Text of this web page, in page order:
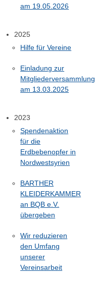
am 19.05.2026
2025
Hilfe für Vereine
Einladung zur
Mitgliederversammlung
am 13.03.2025
2023
Spendenaktion
für die
Erdbebenopfer in
Nordwestsyrien
BARTHER
KLEIDERKAMMER
an BQB e.V.
übergeben
Wir reduzieren
den Umfang
unserer
Vereinsarbeit